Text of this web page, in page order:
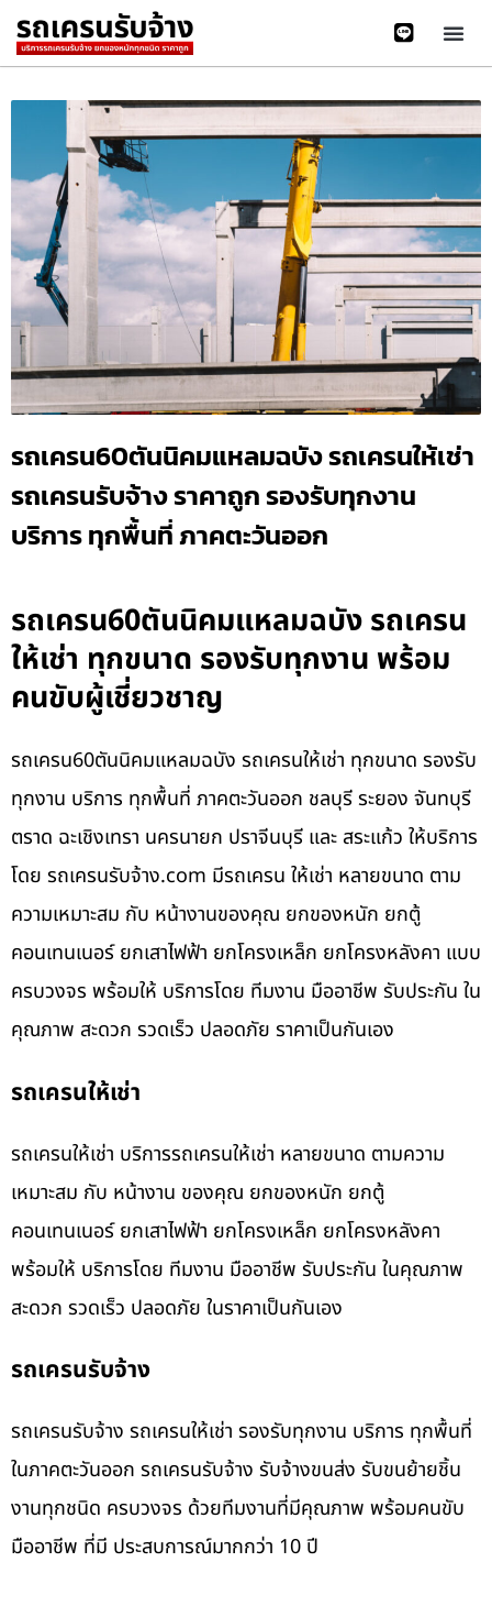
รถเครน60ตันนิคมแหลมฉบัง รถเครนให้เช่า
รถเครนรับจ้าง ราคาถูก รองรับทุกงาน
บริการ ทุกพื้นที่ ภาคตะวันออก
รถเครน60ตันนิคมแหลมฉบัง รถเครน
ให้เช่า ทุกขนาด รองรับทุกงาน พร้อม
คนขับผู้เชี่ยวชาญ
รถเครน60ตันนิคมแหลมฉบัง รถเครนให้เช่า ทุกขนาด รองรับ
ทุกงาน บริการ ทุกพื้นที่ ภาคตะวันออก ชลบุรี ระยอง จันทบุรี
ตราด ฉะเชิงเทรา นครนายก ปราจีนบุรี และ สระแก้ว ให้บริการ
โดย รถเครนรับจ้าง.com มีรถเครน ให้เช่า หลายขนาด ตาม
ความเหมาะสม กับ หน้างานของคุณ ยกของหนัก ยกตู้
คอนเทนเนอร์ ยกเสาไฟฟ้า ยกโครงเหล็ก ยกโครงหลังคา แบบ
ครบวงจร พร้อมให้ บริการโดย ทีมงาน มืออาชีพ รับประกัน ใน
คุณภาพ สะดวก รวดเร็ว ปลอดภัย ราคาเป็นกันเอง
รถเครนให้เช่า
รถเครนให้เช่า บริการรถเครนให้เช่า หลายขนาด ตามความ
เหมาะสม กับ หน้างาน ของคุณ ยกของหนัก ยกตู้
คอนเทนเนอร์ ยกเสาไฟฟ้า ยกโครงเหล็ก ยกโครงหลังคา
พร้อมให้ บริการโดย ทีมงาน มืออาชีพ รับประกัน ในคุณภาพ
สะดวก รวดเร็ว ปลอดภัย ในราคาเป็นกันเอง
รถเครนรับจ้าง
รถเครนรับจ้าง รถเครนให้เช่า รองรับทุกงาน บริการ ทุกพื้นที่
ในภาคตะวันออก รถเครนรับจ้าง รับจ้างขนส่ง รับขนย้ายชิ้น
งานทุกชนิด ครบวงจร ด้วยทีมงานที่มีคุณภาพ พร้อมคนขับ
มืออาชีพ ที่มี ประสบการณ์มากกว่า 10 ปี